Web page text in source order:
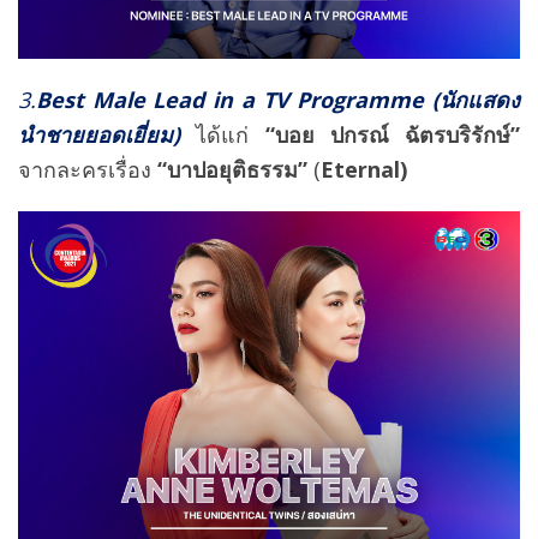
3.Best Male Lead in a TV Programme (นักแสดง
นำชายยอดเยี่ยม)ได้แก่ “บอย ปกรณ์ ฉัตรบริรักษ์”
จากละครเรื่อง “บาปอยุติธรรม” (Eternal)